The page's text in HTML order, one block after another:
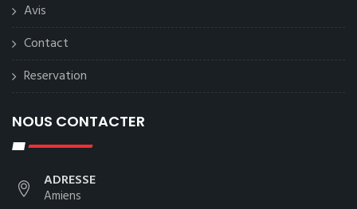
Avis
Contact
Reservation
NOUS CONTACTER
ADRESSE
Amiens